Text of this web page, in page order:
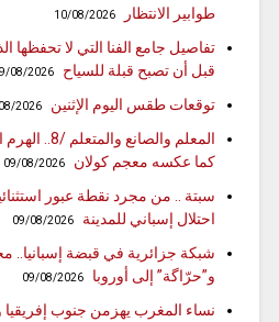
طوابير الانتظار
10/08/2026
قبل أن تصبح قبلة للسياح
08/2026
توقعات طقس اليوم الإثنين 2026
المعلم
كما عكسه معجم كولان
09/08/2026
سبتة .. من مجرد نقطة عبور
احتلال إسباني للمدينة
09/08/2026
شبكة جزائرية في قبضة إسبانيا..
و”حرّاگة” إلى أوروبا
09/08/2026
نساء المغرب يهزمن جنوب إفريقيا